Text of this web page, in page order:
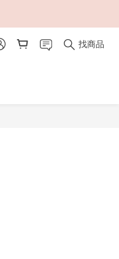
找商品
立即購買